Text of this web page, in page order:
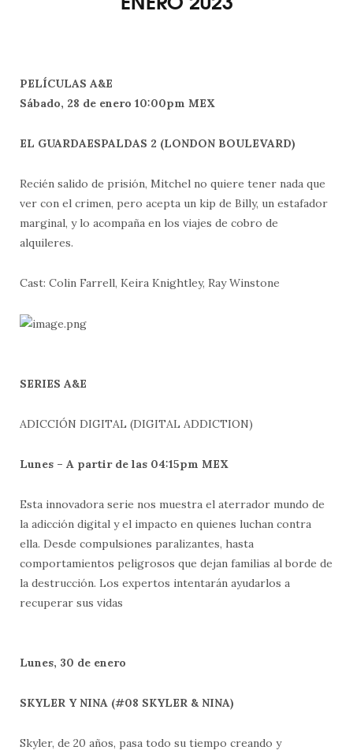
PELÍCULAS A&E
Sábado, 28 de enero 10:00pm MEX
EL GUARDAESPALDAS 2 (LONDON BOULEVARD)
Recién salido de prisión, Mitchel no quiere tener nada que
ver con el crimen, pero acepta un kip de Billy, un estafador
marginal, y lo acompaña en los viajes de cobro de
alquileres.
Cast: Colin Farrell, Keira Knightley, Ray Winstone
SERIES A&E
ADICCIÓN DIGITAL (DIGITAL ADDICTION)
Lunes – A partir de las 04:15pm MEX
Esta innovadora serie nos muestra el aterrador mundo de
la adicción digital y el impacto en quienes luchan contra
ella. Desde compulsiones paralizantes, hasta
comportamientos peligrosos que dejan familias al borde de
la destrucción. Los expertos intentarán ayudarlos a
recuperar sus vidas
Lunes, 30 de enero
SKYLER Y NINA (#08 SKYLER & NINA)
Skyler, de 20 años, pasa todo su tiempo creando y